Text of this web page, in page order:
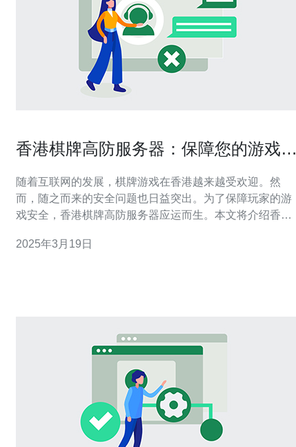
香港棋牌高防服务器：保障您的游戏安
随着互联网的发展，棋牌游戏在香港越来越受欢迎。然
而，随之而来的安全问题也日益突出。为了保障玩家的游
戏安全，香港棋牌高防服务器应运而生。本文将介绍香港
保游戏的安全。 香港棋牌高防服务器是一种专门为棋牌游
2025年3月19日